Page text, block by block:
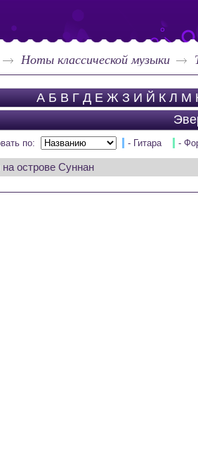
Ноты классической музыки
А Б В Г Д Е Ж З И Й К Л М
по: - Гитара -
острове Суннан